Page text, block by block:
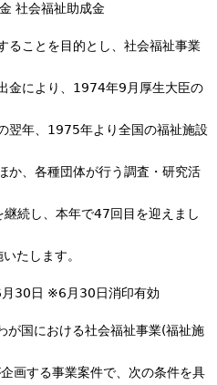
i
e
t
r
a
社会福祉助成金
ることを目的とし、社会福祉事業
金により、1974年9月厚生大臣の
翌年、1975年より全国の福祉施設
か、各種団体が行う調査・研究活
続し、本年で47回目を迎えまし
たします。
30日 ※6月30日消印有効
国における社会福祉事業(福祉施
画する事業案件で、次の条件を具